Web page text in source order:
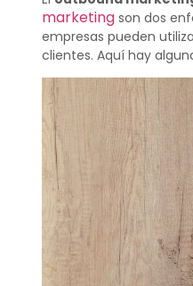
marketingson dos
empresas pueden
clientes. Aquí hay